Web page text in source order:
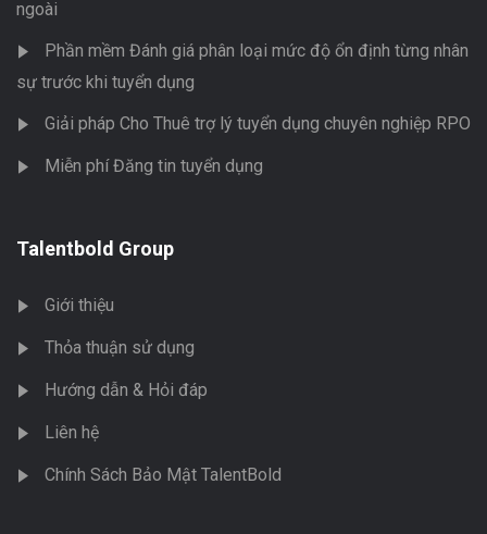
ngoài
Phần mềm Đánh giá phân loại mức độ ổn định từng nhân
sự trước khi tuyển dụng
Giải pháp Cho Thuê trợ lý tuyển dụng chuyên nghiệp RPO
Miễn phí Đăng tin tuyển dụng
Talentbold Group
Giới thiệu
Thỏa thuận sử dụng
Hướng dẫn & Hỏi đáp
Liên hệ
Chính Sách Bảo Mật TalentBold